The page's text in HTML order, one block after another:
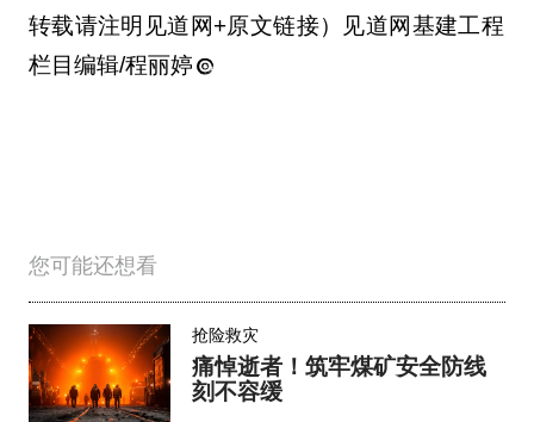
转载请注明见道网+原文链接）见道网基建工程
栏目编辑/程丽婷
您可能还想看
抢险救灾
痛悼逝者！筑牢煤矿安全防线
刻不容缓